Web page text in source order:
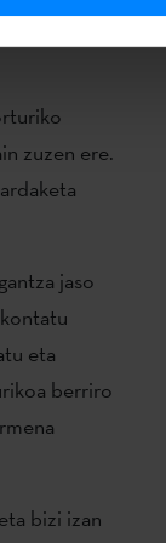
egongo
zuzen ere.
jaso
eta
berriro
bizi izan